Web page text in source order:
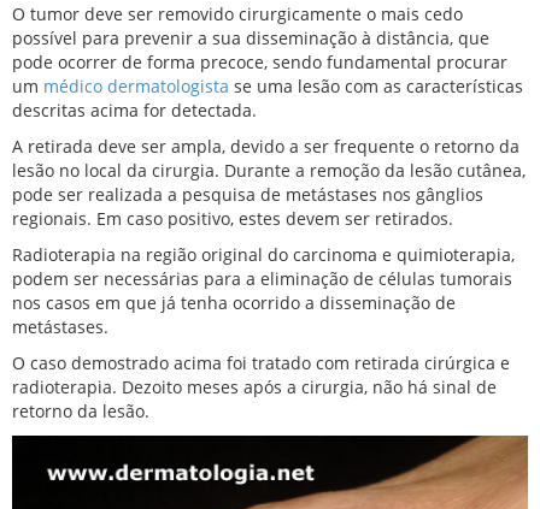
O tumor deve ser removido cirurgicamente o mais cedo
possível para prevenir a sua disseminação à distância, que
pode ocorrer de forma precoce, sendo fundamental procurar
um médico dermatologista se uma lesão com as características
descritas acima for detectada.
A retirada deve ser ampla, devido a ser frequente o retorno da
lesão no local da cirurgia. Durante a remoção da lesão cutânea,
pode ser realizada a pesquisa de metástases nos gânglios
regionais. Em caso positivo, estes devem ser retirados.
Radioterapia na região original do carcinoma e quimioterapia,
podem ser necessárias para a eliminação de células tumorais
nos casos em que já tenha ocorrido a disseminação de
metástases.
O caso demostrado acima foi tratado com retirada cirúrgica e
radioterapia. Dezoito meses após a cirurgia, não há sinal de
retorno da lesão.